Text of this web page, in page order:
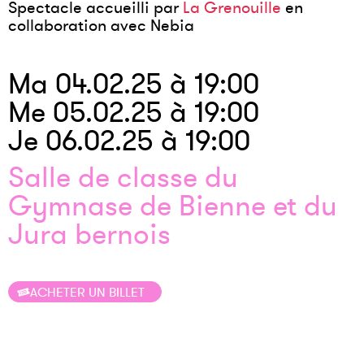
Spectacle accueilli parLa Grenouille en
collaboration avec Nebia
Ma 04.02.25 à 19:00
Me 05.02.25 à 19:00
Je 06.02.25 à 19:00
Salle de classe du
Gymnase de Bienne et du
Jura bernois
ACHETER UN BILLET